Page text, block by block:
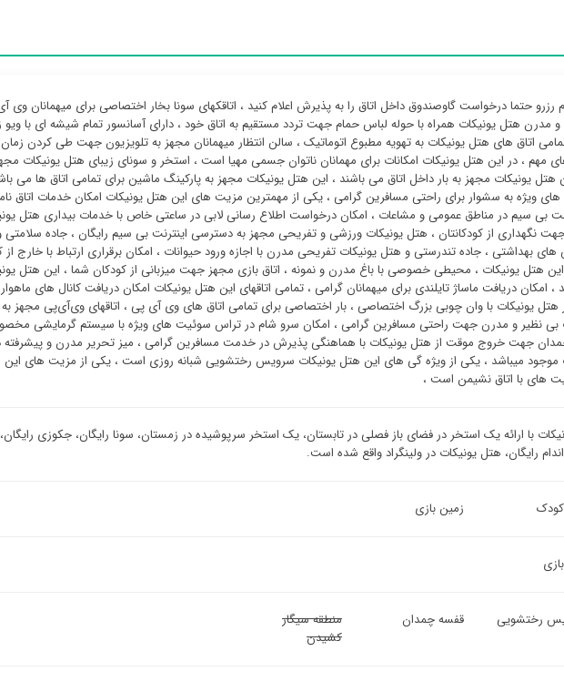
رزرو حتما درخواست گاوصندوق داخل اتاق را به پذیرش اعلام کنید ، اتاقکهای سونا بخار اختصاصی برای میهمانان
مدرن هتل یونیکات همراه با حوله لباس حمام جهت تردد مستقیم به اتاق خود ، دارای آسانسور تمام شیشه ای با ویو
اتاق های هتل یونیکات به تهویه مطبوع اتوماتیک ، سالن انتظار میهمانان مجهز به تلویزیون جهت طی کردن زمان
مهم ، در این هتل یونیکات امکانات برای مهمانان ناتوان جسمی مهیا است ، استخر و سونای زیبای هتل یونیکات
هتل یونیکات مجهز به بار داخل اتاق می باشند ، این هتل یونیکات مجهز به پارکینگ ماشین برای تمامی اتاق ها می
ویژه به سشوار برای راحتی مسافرین گرامی ، یکی از مهمترین مزیت های این هتل یونیکات امکان خدمات اتاق
بی سیم در مناطق عمومی و مشاعات ، امکان درخواست اطلاع رسانی لابی در ساعتی خاص با خدمات بیداری هتل
نگهداری از کودکانتان ، هتل یونیکات ورزشی و تفریحی مجهز به دسترسی اینترنت بی سیم رایگان ، جاده سلامتی و
بهداشتی ، جاده تندرستی و هتل یونیکات تفریحی مدرن با اجازه ورود حیوانات ، امکان برقراری ارتباط با خارج
این هتل یونیکات ، محیطی خصوصی با باغ مدرن و نمونه ، اتاق بازی مجهز جهت میزبانی از کودکان شما ، این هتل
امکان دریافت ماساژ تایلندی برای میهمانان گرامی ، تمامی اتاقهای این هتل یونیکات امکان دریافت کانال های
هتل یونیکات با وان چوبی بزرگ اختصاصی ، بار اختصاصی برای تمامی اتاق های وی آی پی ، اتاقهای وی‌آی‌پی مجهز
بی نظیر و مدرن جهت راحتی مسافرین گرامی ، امکان سرو شام در تراس سوئیت ‌های ویژه با سیستم گرمایشی
جهت خروج موقت از هتل یونیکات با هماهنگی پذیرش در خدمت مسافرین گرامی ، میز تحریر مدرن و
موجود میباشد ، یکی از ویژه گی های این هتل یونیکات سرویس رختشویی شبانه روزی است ، یکی از مزیت های این
‌های با اتاق نشیمن است ،
با ارائه یک استخر در فضای باز فصلی در تابستان، یک استخر سرپوشیده در زمستان، سونا رایگان، جکوزی
رایگان، هتل یونیکات در ولینگراد واقع شده است.
زمین بازی
رختشویی قفسه چمدان
منطقه سیگار
کشیدن